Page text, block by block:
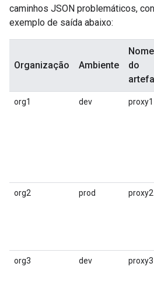
caminhos JSON problemáticos,
exemplo de saída abaixo:
Organização Ambiente
Nome
do
org1 dev proxy1
org2 prod proxy2
org3 dev proxy3